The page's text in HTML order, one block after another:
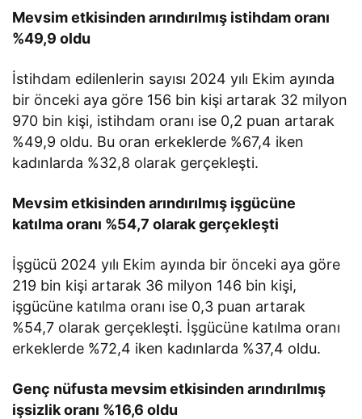
Mevsim etkisinden arındırılmış istihdam oranı
%49,9 oldu
İstihdam edilenlerin sayısı 2024 yılı Ekim ayında
bir önceki aya göre 156 bin kişi artarak 32 milyon
970 bin kişi, istihdam oranı ise 0,2 puan artarak
%49,9 oldu. Bu oran erkeklerde %67,4 iken
kadınlarda %32,8 olarak gerçekleşti.
Mevsim etkisinden arındırılmış işgücüne
katılma oranı %54,7 olarak gerçekleşti
İşgücü 2024 yılı Ekim ayında bir önceki aya göre
219 bin kişi artarak 36 milyon 146 bin kişi,
işgücüne katılma oranı ise 0,3 puan artarak
%54,7 olarak gerçekleşti. İşgücüne katılma oranı
erkeklerde %72,4 iken kadınlarda %37,4 oldu.
Genç nüfusta mevsim etkisinden arındırılmış
işsizlik oranı %16,6 oldu